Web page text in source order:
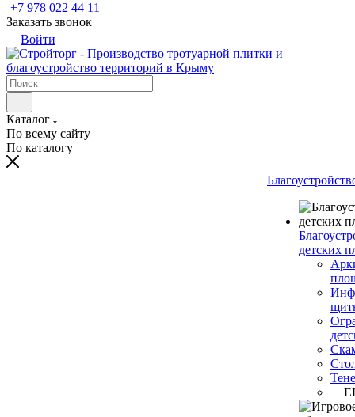
+7 978 022 44 11
Заказать звонок
Войти
Каталог
По всему сайту
По каталогу
детских
+